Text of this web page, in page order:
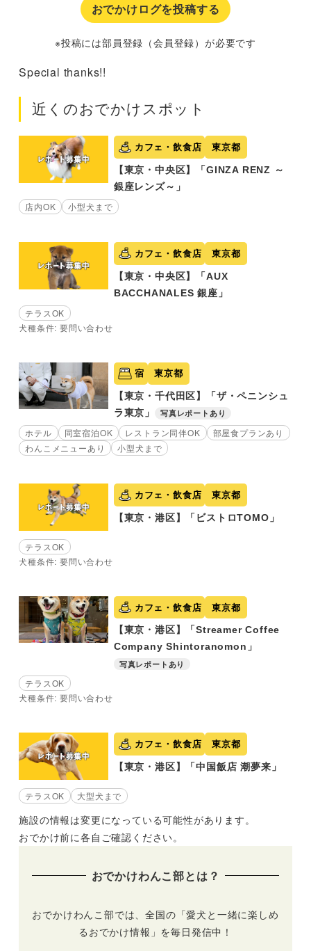
おでかけログを投稿する
※投稿には部員登録（会員登録）が必要です
Special thanks!!
近くのおでかけスポット
カフェ・飲食店 東京都
【東京・中央区】「GINZA RENZ ～
銀座レンズ～」
店内OK 小型犬まで
カフェ・飲食店 東京都
【東京・中央区】「AUX
BACCHANALES 銀座」
テラスOK
犬種条件: 要問い合わせ
宿 東京都
【東京・千代田区】「ザ・ペニンシュ
ラ東京」
写真レポートあり
ホテル 同室宿泊OK レストラン同伴OK
部屋食プランあり
わんこメニューあり
小型犬まで
カフェ・飲食店 東京都
【東京・港区】「ビストロTOMO」
テラスOK
犬種条件: 要問い合わせ
カフェ・飲食店 東京都
【東京・港区】「Streamer Coffee
Company Shintoranomon」
写真レポートあり
テラスOK
犬種条件: 要問い合わせ
カフェ・飲食店 東京都
【東京・港区】「中国飯店 潮夢来」
テラスOK 大型犬まで
施設の情報は変更になっている可能性があります。
おでかけ前に各自ご確認ください。
おでかけわんこ部とは？
おでかけわんこ部では、全国の「愛犬と一緒に楽しめ
るおでかけ情報」を毎日発信中！